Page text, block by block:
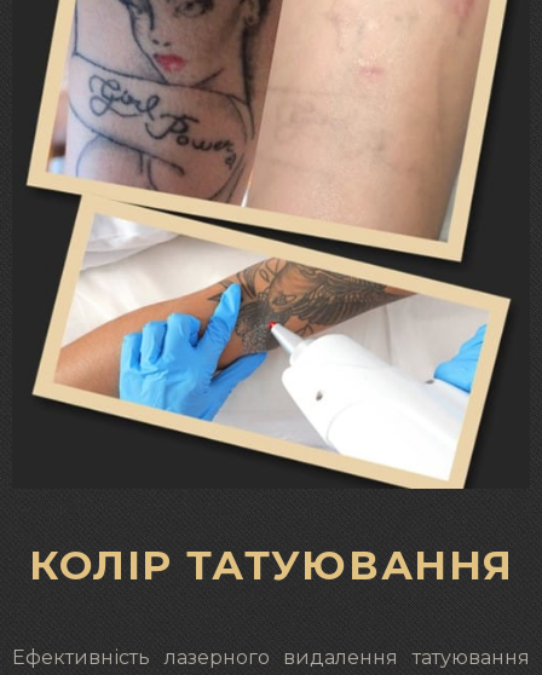
КОЛІР ТАТУЮВАННЯ
Ефективність лазерного видалення татуювання